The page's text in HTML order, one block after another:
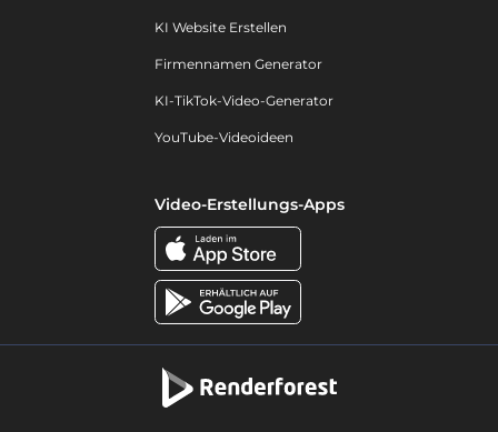
KI Website Erstellen
Firmennamen Generator
KI-TikTok-Video-Generator
YouTube-Videoideen
Video-Erstellungs-Apps